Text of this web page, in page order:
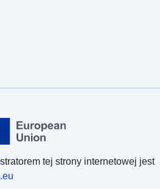
tej strony internetowej jest